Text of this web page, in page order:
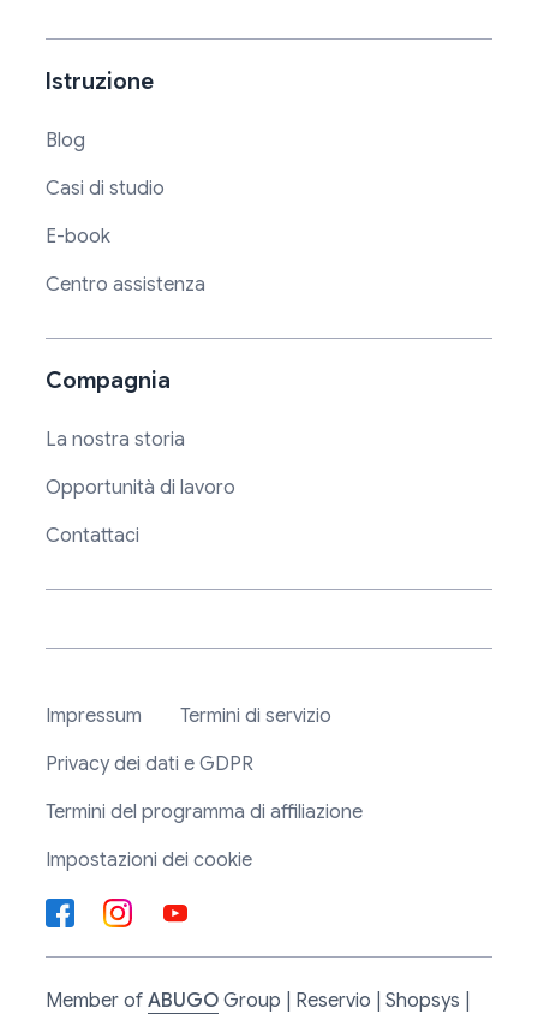
Istruzione
Blog
Casi di studio
E-book
Centro assistenza
Compagnia
La nostra storia
Opportunità di lavoro
Contattaci
Impressum
Termini di servizio
Privacy dei dati e GDPR
Termini del programma di affiliazione
Impostazioni dei cookie
Member of ABUGO Group | Reservio | Shopsys |